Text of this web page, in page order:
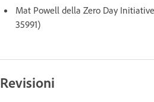
Mat Powell della Zero Day
35991)
Revisioni